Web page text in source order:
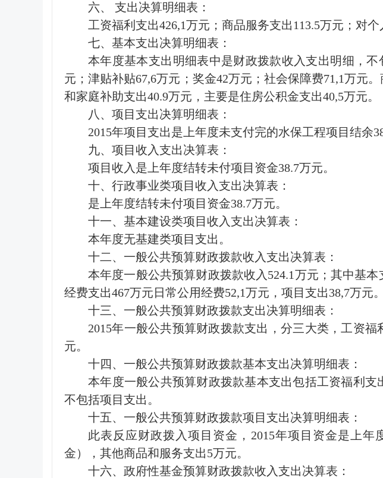
六、 支出决算明细表：
工资福利支出426,1万元；商品服务支出113.5万元；对个
七、基本支出决算明细表：
本年度基本支出明细表中是财政拨款收入支出明细，
元；津贴补贴67,6万元；奖金42万元；社会保障费71,1万元
和家庭补助支出40.9万元，主要是住房公积金支出40,5万元。
八、项目支出决算明细表：
2015年项目支出是上年度未支付完的水保工程项目结余
九、项目收入支出决算表：
项目收入是上年度结转未付项目资金38.7万元。
十、行政事业类项目收入支出决算表：
是上年度结转未付项目资金38.7万元。
十一、基本建设类项目收入支出决算表：
本年度无基建类项目支出。
十二、一般公共预算财政拨款收入支出决算表：
本年度一般公共预算财政拨款收入524.1万元；其中基
经费支出467万元日常公用经费52,1万元，项目支出38,7万元。
十三、一般公共预算财政拨款支出决算明细表：
2015年一般公共预算财政拨款支出，分三大类，工资
元。
十四、一般公共预算财政拨款基本支出决算明细表：
本年度一般公共预算财政拨款基本支出包括工资福利支
不包括项目支出。
十五、一般公共预算财政拨款项目支出决算明细表：
此表反应财政拨入项目资金，2015年项目资金是上
金），其他商品和服务支出5万元。
十六、政府性基金预算财政拨款收入支出决算表：